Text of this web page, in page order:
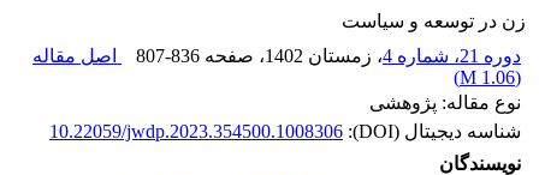
زن در توسعه و سیاست
دوره 21، شماره 4
، زمستان 1402 ، صفحه 807-836
اصل مقاله
(
1.06 M
)
نوع مقاله: پژوهشی
شناسه دیجیتال (DOI):
10.22059/jwdp.2023.354500.1008306
نویسندگان